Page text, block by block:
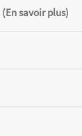
(En savoir plus)